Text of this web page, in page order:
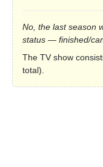
No, the last season
status — finished/
The TV show
total).